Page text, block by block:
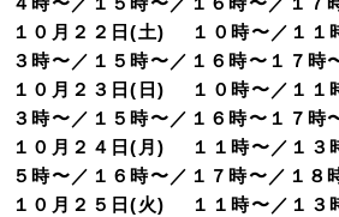
１０月２２日(土) １０時〜／１１
３時〜／１５時〜／１６時〜１７時
１０月２３日(日) １０時〜／１１
３時〜／１５時〜／１６時〜１７時
１０月２４日(月) １１時〜／１３
５時〜／１６時〜／１７時〜／１８
１０月２５日(火) １１時〜／１３